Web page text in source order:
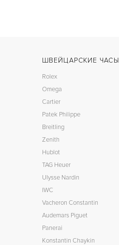
ШВЕЙЦАРСКИЕ ЧАСЫ
Rolex
Omega
Cartier
Patek Philippe
Breitling
Zenith
Hublot
TAG Heuer
Ulysse Nardin
IWC
Vacheron Constantin
Audemars Piguet
Panerai
Konstantin Chaykin